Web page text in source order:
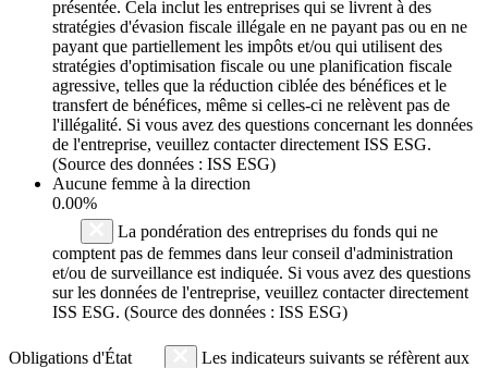
présentée. Cela inclut les entreprises qui se livrent à des
stratégies d'évasion fiscale illégale en ne payant pas ou en ne
payant que partiellement les impôts et/ou qui utilisent des
stratégies d'optimisation fiscale ou une planification fiscale
agressive, telles que la réduction ciblée des bénéfices et le
transfert de bénéfices, même si celles-ci ne relèvent pas de
l'illégalité. Si vous avez des questions concernant les données
de l'entreprise, veuillez contacter directement ISS ESG.
(Source des données : ISS ESG)
Aucune femme à la direction
0.00%
La pondération des entreprises du fonds qui ne
comptent pas de femmes dans leur conseil d'administration
et/ou de surveillance est indiquée. Si vous avez des questions
sur les données de l'entreprise, veuillez contacter directement
ISS ESG. (Source des données : ISS ESG)
Obligations d'État
Les indicateurs suivants se réfèrent aux